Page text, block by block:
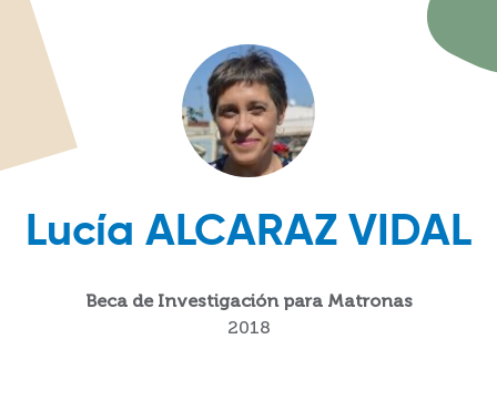
Lucía ALCARAZ VIDAL
Beca de Investigación para Matronas
2018